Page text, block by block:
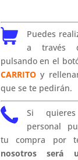
Puedes
a través
pulsando en el
CARRITOy
que se te pedirán.
Si
personal
tu compra por
nosotros será